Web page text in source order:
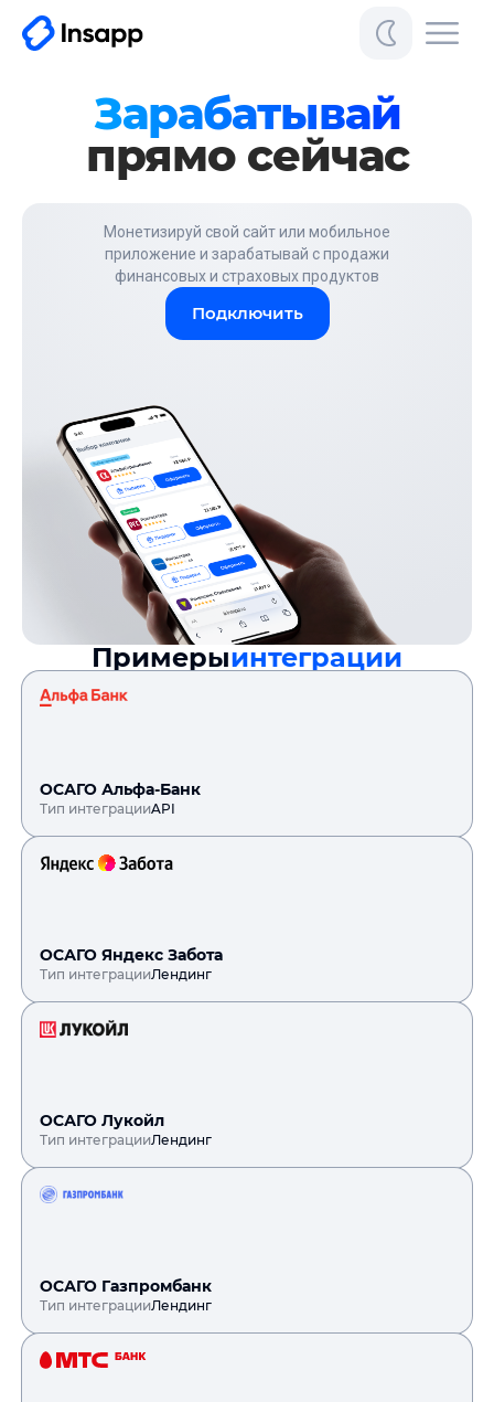
Зарабатывай
прямо сейчас
Монетизируй свой сайт или мобильное
приложение и зарабатывай с продажи
финансовых и страховых продуктов
Подключить
Примерыинтеграции
ОСАГО Альфа-Банк
Тип интеграцииAPI
ОСАГО Яндекс Забота
Тип интеграцииЛендинг
ОСАГО Лукойл
Тип интеграцииЛендинг
ОСАГО Газпромбанк
Тип интеграцииЛендинг